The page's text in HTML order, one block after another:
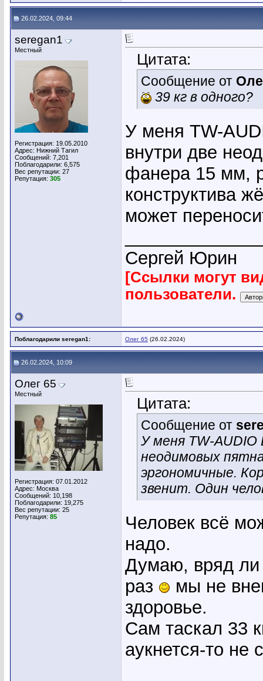
26.02.2024, 09:44
seregan1
Местный
Регистрация: 19.05.2010
Адрес: Нижний Тагил
Сообщений: 7,201
Поблагодарили: 6,575
Вес репутации: 27
Репутация: 305
Цитата:
Сообщение от
39 кг в одного?
У меня TW-
внутри две
фанера 15 мм,
конструктива
может
Сергей Юрин
[Ссылки могут
пользователи.
Поблагодарили seregan1: Олег 65 (26.02.2024)
26.02.2024, 10:09
Олег 65
Местный
Регистрация: 07.01.2012
Адрес: Москва
Сообщений: 10,198
Поблагодарили: 19,275
Вес репутации: 25
Репутация: 85
Цитата:
Сообщение от
У меня TW-AUDIO
неодимовых
эргономичные.
звенит. Один
Человек всё
надо.
Думаю, вряд ли
раз
мы не
здоровье.
Сам таскал 33
аукнется-то не